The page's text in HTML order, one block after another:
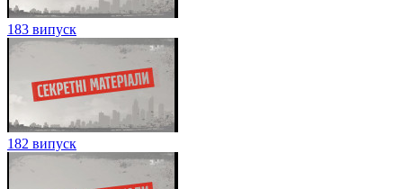
183 випуск
182 випуск